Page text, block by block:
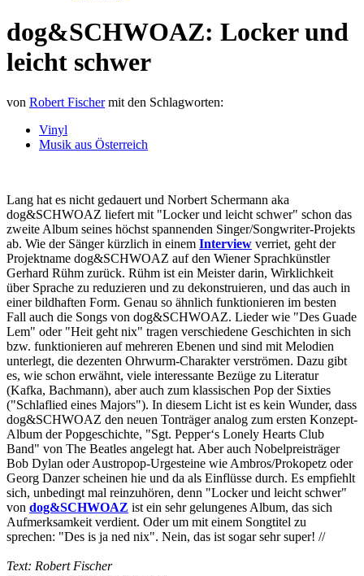
dog&SCHWOAZ: Locker und
leicht schwer
von Robert Fischer mit den Schlagworten:
Vinyl
Musik aus Österreich
Lang hat es nicht gedauert und Norbert Schermann aka
dog&SCHWOAZ liefert mit "Locker und leicht schwer" schon das
zweite Album seines höchst spannenden Singer/Songwriter-Projekts
ab. Wie der Sänger kürzlich in einem Interview verriet, geht der
Projektname dog&SCHWOAZ auf den Wiener Sprachkünstler
Gerhard Rühm zurück. Rühm ist ein Meister darin, Wirklichkeit
über Sprache zu reduzieren und zu dekonstruieren, und das auch in
einer bildhaften Form. Genau so ähnlich funktionieren im besten
Fall auch die Songs von dog&SCHWOAZ. Lieder wie "Des Guade
Lem" oder "Heit geht nix" tragen verschiedene Geschichten in sich
bzw. funktionieren auf mehreren Ebenen und sind mit Melodien
unterlegt, die dezenten Ohrwurm-Charakter verströmen. Dazu gibt
es, wie schon erwähnt, viele interessante Bezüge zu Literatur
(Kafka, Bachmann), aber auch zum klassischen Pop der Sixties
("Schlaflied eines Majors"). In diesem Licht ist es kein Wunder, dass
dog&SCHWOAZ den neuen Tonträger analog zum ersten Konzept-
Album der Popgeschichte, "Sgt. Pepper‘s Lonely Hearts Club
Band" von The Beatles angelegt hat. Aber auch Nobelpreisträger
Bob Dylan oder Austropop-Urgesteine wie Ambros/Prokopetz oder
Georg Danzer scheinen hie und da als Einflüsse durch. Es empfiehlt
sich, unbedingt mal reinzuhören, denn "Locker und leicht schwer"
von dog&SCHWOAZ ist ein sehr gelungenes Album, das sich
Aufmerksamkeit verdient. Oder um mit einem Songtitel zu
sprechen: "Des is ja ned nix". Nein, das ist sogar sehr super! //
Text: Robert Fischer